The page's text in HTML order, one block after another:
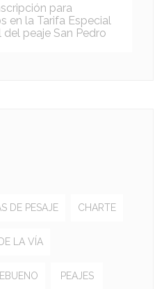
para
en la Tarifa Especial
del peaje San Pedro
DE PESAJE CHARTE
LA VÍA
PEAJES